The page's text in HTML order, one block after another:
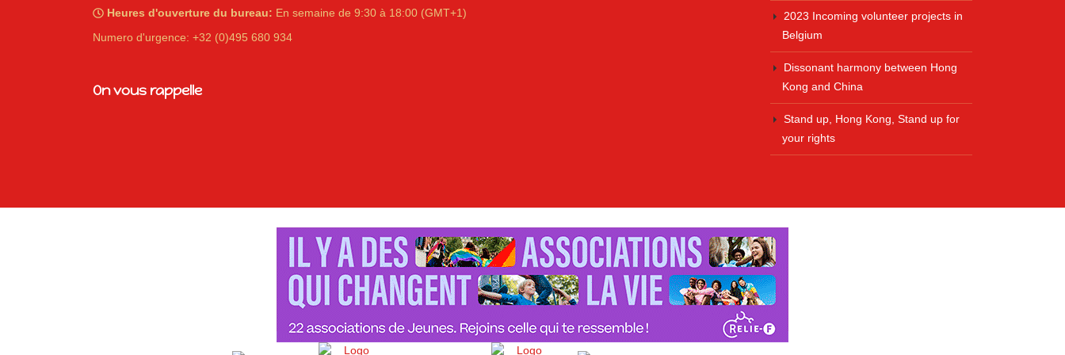
Heures d'ouverture du bureau: En semaine de 9:30 à 18:00 (GMT+1)
Numero d'urgence: +32 (0)495 680 934
On vous rappelle
2023 Incoming volunteer projects in
Belgium
Dissonant harmony between Hong
Kong and China
Stand up, Hong Kong, Stand up for
your rights